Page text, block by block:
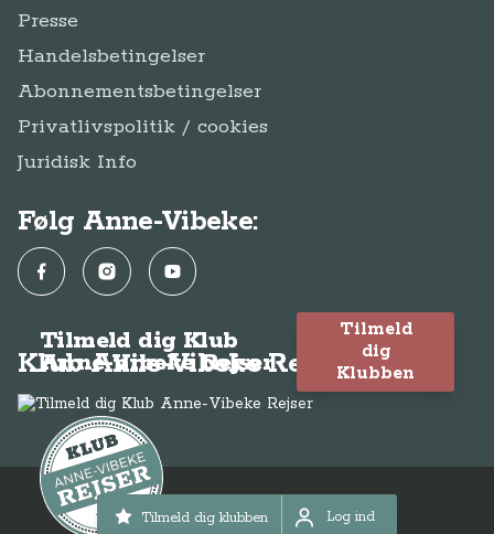
Tilmeld dig klubben Log ind
Log ind
Presse
Handelsbetingelser
Abonnementsbetingelser
Privatlivspolitik / cookies
Juridisk Info
Følg Anne-Vibeke:
FacebookInstagramYouTube
Klub Anne-Vibeke Rejser
Tilmeld dig Klub
Anne-Vibeke Rejser
Tilmeld
dig
Klubben
© Anne-Vibeke Rejser 2026